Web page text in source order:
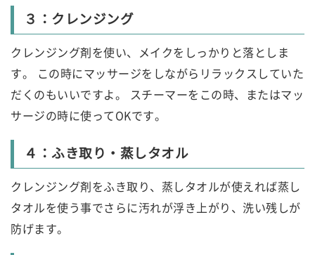
３：クレンジング
クレンジング剤を使い、メイクをしっかりと落としま
す。 この時にマッサージをしながらリラックスしていた
だくのもいいですよ。 スチーマーをこの時、またはマッ
サージの時に使ってOKです。
４：ふき取り・蒸しタオル
クレンジング剤をふき取り、蒸しタオルが使えれば蒸し
タオルを使う事でさらに汚れが浮き上がり、洗い残しが
防げます。